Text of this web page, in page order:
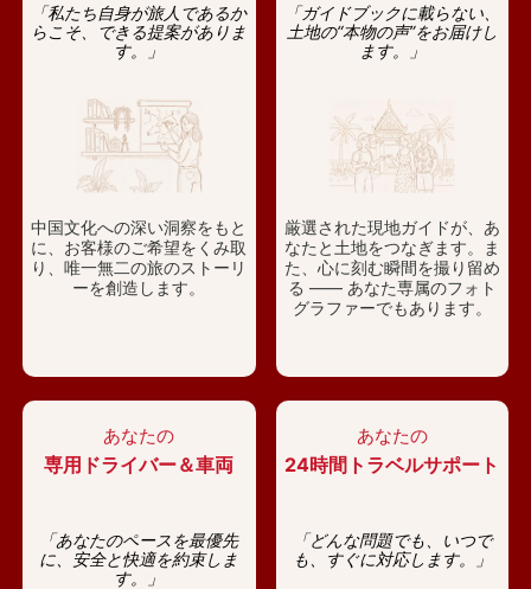
「私たち自身が旅人であるか
らこそ、できる提案がありま
す。」
中国文化への深い洞察をもと
に、お客様のご希望をくみ取
り、唯一無二の旅のストーリ
ーを創造します。
「ガイドブックに載らない、
土地の“本物の声”をお届けし
ます。」
厳選された現地ガイドが、あ
なたと土地をつなぎます。ま
た、心に刻む瞬間を撮り留め
る —— あなた専属のフォト
グラファーでもあります。
あなたの
専用ドライバー＆車両
「あなたのペースを最優先
に、安全と快適を約束しま
す。」
あなたの
24時間トラベルサポート
「どんな問題でも、いつで
も、すぐに対応します。」